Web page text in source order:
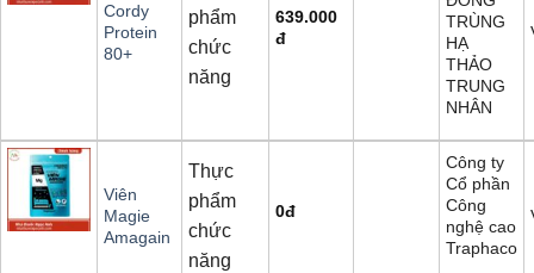
Cordy
Protein
80+
phẩm
chức
năng
639.000
đ
TRÙNG
HẠ
THẢO
TRUNG
NHÂN
Viên
Magie
Amagain
Thực
phẩm
chức
năng
0đ
Công ty
Cổ phần
Công
nghệ cao
Traphaco